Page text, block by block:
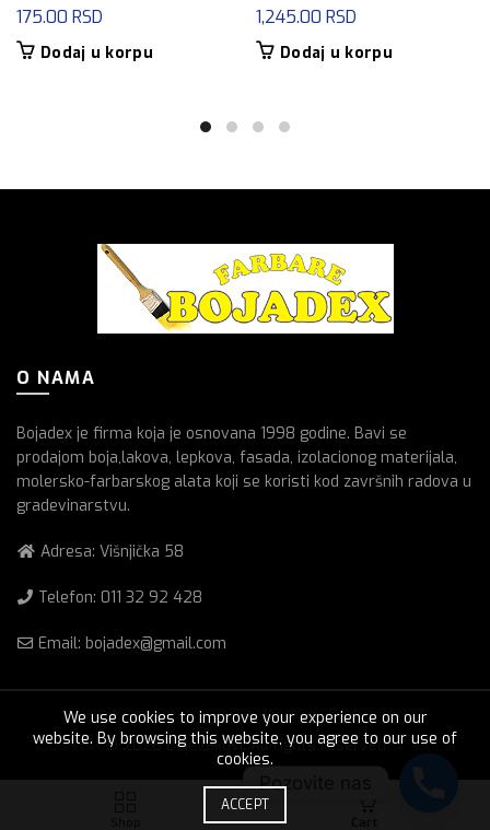
175.00 RSD
Dodaj u korpu
1,245.00 RSD
Dodaj u korpu
O NAMA
Bojadex je firma koja je osnovana 1998 godine. Bavi se
prodajom boja,lakova, lepkova, fasada, izolacionog materijala,
molersko-farbarskog alata koji se koristi kod završnih radova u
gradevinarstvu.
Adresa: Višnjička 58
Telefon: 011 32 92 428
Email: bojadex@gmail.com
© 2026Boje lakovi. All rights reserved
We use cookies to improve your experience on our
website. By browsing this website, you agree to our use of
cookies.
ACCEPT
Pozovite nas